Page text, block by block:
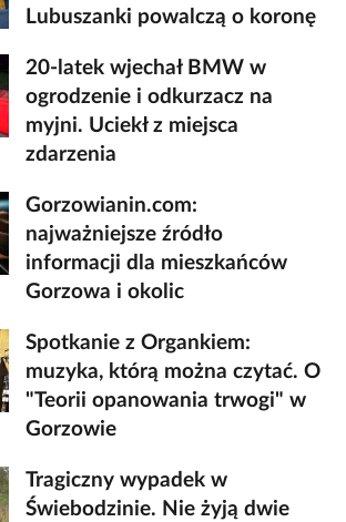
Lubuszanki powalczą o koronę
20-latek wjechał BMW w
ogrodzenie i odkurzacz na
myjni. Uciekł z miejsca
zdarzenia
Gorzowianin.com:
najważniejsze źródło
informacji dla mieszkańców
Gorzowa i okolic
Spotkanie z Organkiem:
muzyka, którą można czytać. O
"Teorii opanowania trwogi" w
Gorzowie
Tragiczny wypadek w
Świebodzinie. Nie żyją dwie